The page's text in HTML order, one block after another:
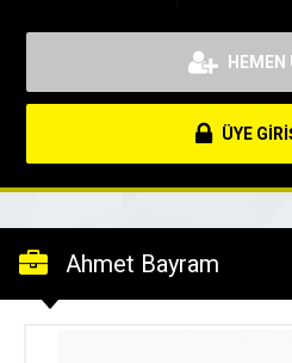
HEMEN
ÜYE
Ahmet Bayram